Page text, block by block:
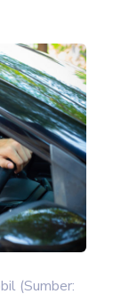
(Sumber: